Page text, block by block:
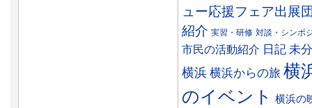
ュー応援フェア出展
紹介 実習・研修 対談・シンポ
市民の活動紹介 日記 未
横浜 横浜からの旅 横
のイベント
横浜の